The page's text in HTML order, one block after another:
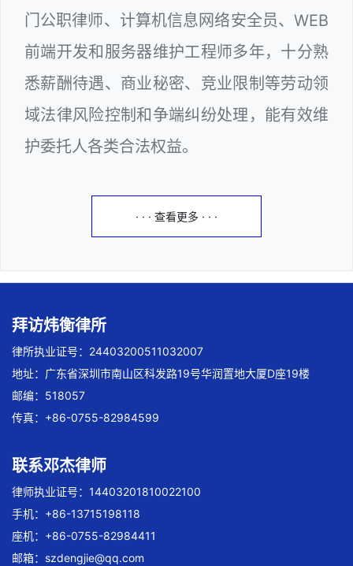
门公职律师、计算机信息网络安全员、WEB
前端开发和服务器维护工程师多年，十分熟
悉薪酬待遇、商业秘密、竞业限制等劳动领
域法律风险控制和争端纠纷处理，能有效维
护委托人各类合法权益。
· · · 查看更多 · · ·
拜访炜衡律所
律所执业证号：24403200511032007
地址：广东省深圳市南山区科发路19号华润置地大厦D座19楼
邮编：518057
传真：+86-0755-82984599
联系邓杰律师
律师执业证号：14403201810022100
手机：+86-13715198118
座机：+86-0755-82984411
邮箱： szdengjie@qq.com